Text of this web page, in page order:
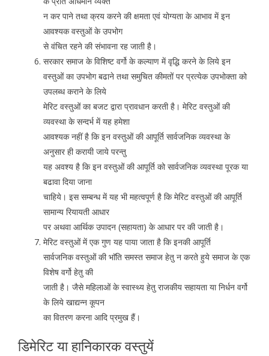
न कर पाने तथा क्रय करने की क्षमता एवं योग्यता के आभाव में इन
आवश्यक वस्तुओं के उपभोग
से वंचित रहने की संभावना रह जाती है।
सरकार समाज के विशिष्ट वर्गो के कल्याण में वृद्धि करने के लिये इन
वस्तुओं का उपभोग बढाने तथा समुचित कीमतों पर प्रत्येक उपभोक्ता को
उपलब्ध कराने के लिये
मेरिट वस्तुओं का बजट द्वारा प्रावधान करती है। मेरिट वस्तुओं की
व्यवस्था के सन्दर्भ में यह हमेशा
आवश्यक नहीं है कि इन वस्तुओं की आपूर्ति सार्वजनिक व्यवस्था के
अनुसार ही करायी जाये परन्तु
यह अवश्य है कि इन वस्तुओं की आपूर्ति को सार्वजनिक व्यवस्था पूरक या
बढावा दिया जाना
चाहिये। इस सम्बन्ध में यह भी महत्वपूर्ण है कि मेरिट वस्तुओं की आपूर्ति
सामान्य रियायती आधार
पर अथवा आर्थिक उपादन (सहायता) के आधार पर की जाती है।
मेरिट वस्तुओं में एक गुण यह पाया जाता है कि इनकी आपूर्ति
सार्वजनिक वस्तुओं की भाॅति समस्त समाज हेतु न करते हुये समाज के एक
विशेष वर्गो हेतु की
जाती है। जैसे महिलाओं के स्वास्थ्य हेतु राजकीय सहायता या निर्धन वर्गो
के लिये खाद्यन्न कूपन
का वितरण करना आदि प्रमुख हैं।
डिमेरिट या हानिकारक वस्तुयें